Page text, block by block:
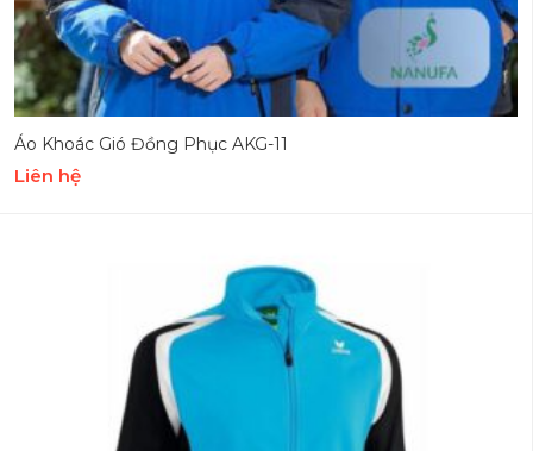
Áo Khoác Gió Đồng Phục AKG-11
Liên hệ